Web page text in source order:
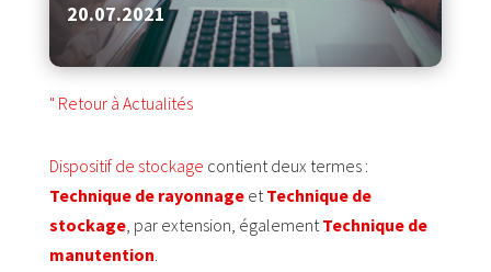
20.07.2021
" Retour à Actualités
Dispositif de stockage contient deux termes :
Technique de rayonnageetTechnique de
stockage, par extension, égalementTechnique de
manutention.